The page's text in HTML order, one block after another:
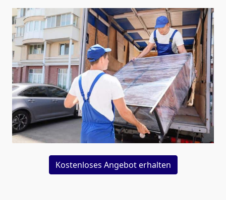
Kostenloses Angebot erhalten